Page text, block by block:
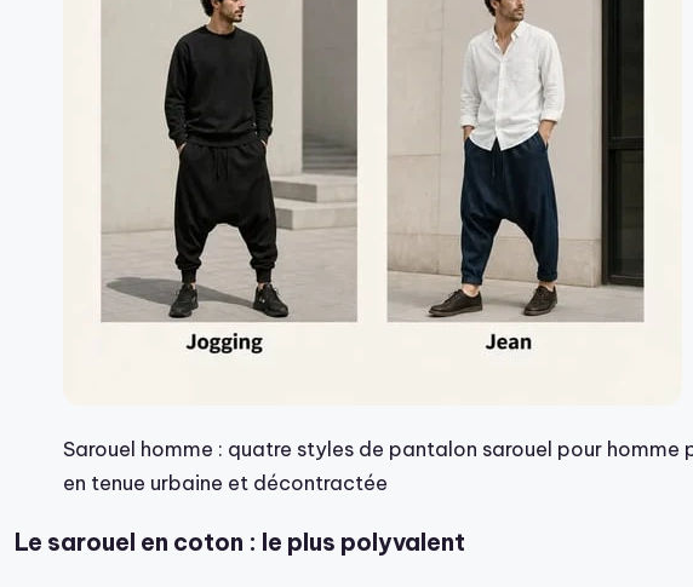
Sarouel homme : quatre styles de pantalon sarouel pour homme
en tenue urbaine et décontractée
Le sarouel en coton : le plus polyvalent